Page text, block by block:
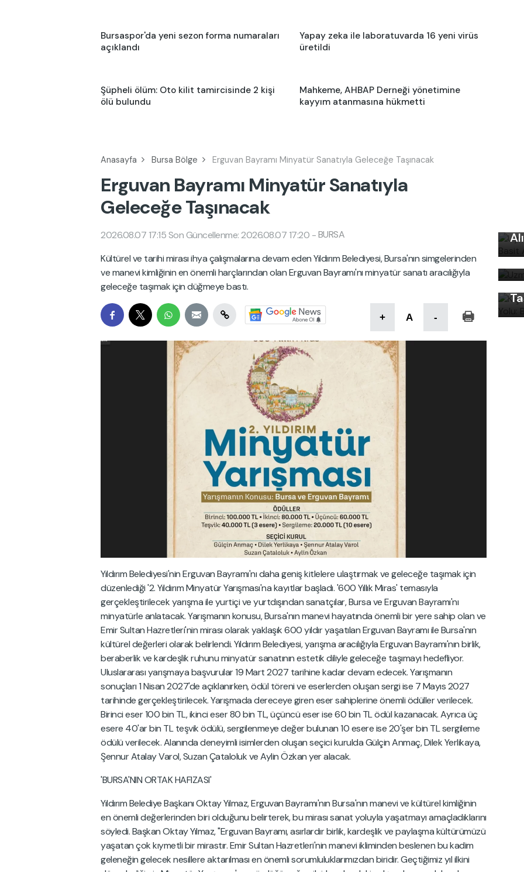
Bursaspor'da yeni sezon forma numaraları
açıklandı
Yapay zeka ile laboratuvarda 16 yeni virüs
üretildi
Şüpheli ölüm: Oto kilit tamircisinde 2 kişi
ölü bulundu
Mahkeme, AHBAP Derneği yönetimine
kayyım atanmasına hükmetti
Anasayfa Bursa Bölge Erguvan Bayramı Minyatür Sanatıyla Geleceğe Taşınacak
Erguvan Bayramı Minyatür Sanatıyla
Geleceğe Taşınacak
2026.08.07 17:15 Son Güncellenme: 2026.08.07 17:20 -BURSA
Kültürel ve tarihi mirası ihya çalışmalarına devam eden Yıldırım Belediyesi, Bursa'nın simgelerinden
ve manevi kimliğinin en önemli harçlarından olan Erguvan Bayramı'nı minyatür sanatı aracılığıyla
geleceğe taşımak için düğmeye bastı.
+ A -
Yıldırım Belediyesi'nin Erguvan Bayramı'nı daha geniş kitlelere ulaştırmak ve geleceğe taşımak için
düzenlediği '2. Yıldırım Minyatür Yarışması'na kayıtlar başladı. '600 Yıllık Miras' temasıyla
gerçekleştirilecek yarışma ile yurtiçi ve yurtdışından sanatçılar, Bursa ve Erguvan Bayramı'nı
minyatürle anlatacak. Yarışmanın konusu, Bursa'nın manevi hayatında önemli bir yere sahip olan ve
Emir Sultan Hazretleri'nin mirası olarak yaklaşık 600 yıldır yaşatılan Erguvan Bayramı ile Bursa'nın
kültürel değerleri olarak belirlendi. Yıldırım Belediyesi, yarışma aracılığıyla Erguvan Bayramı'nın birlik,
beraberlik ve kardeşlik ruhunu minyatür sanatının estetik diliyle geleceğe taşımayı hedefliyor.
Uluslararası yarışmaya başvurular 19 Mart 2027 tarihine kadar devam edecek. Yarışmanın
sonuçları 1 Nisan 2027'de açıklanırken, ödül töreni ve eserlerden oluşan sergi ise 7 Mayıs 2027
tarihinde gerçekleştirilecek. Yarışmada dereceye giren eser sahiplerine önemli ödüller verilecek.
Birinci eser 100 bin TL, ikinci eser 80 bin TL, üçüncü eser ise 60 bin TL ödül kazanacak. Ayrıca üç
esere 40'ar bin TL teşvik ödülü, sergilenmeye değer bulunan 10 esere ise 20'şer bin TL sergileme
ödülü verilecek. Alanında deneyimli isimlerden oluşan seçici kurulda Gülçin Anmaç, Dilek Yerlikaya,
Şennur Atalay Varol, Suzan Çataloluk ve Aylin Özkan yer alacak.
'BURSA'NIN ORTAK HAFIZASI'
Yıldırım Belediye Başkanı Oktay Yılmaz, Erguvan Bayramı'nın Bursa'nın manevi ve kültürel kimliğinin
en önemli değerlerinden biri olduğunu belirterek, bu mirası sanat yoluyla yaşatmayı amaçladıklarını
söyledi. Başkan Oktay Yılmaz, "Erguvan Bayramı, asırlardır birlik, kardeşlik ve paylaşma kültürümüzü
yaşatan çok kıymetli bir mirastır. Emir Sultan Hazretleri'nin manevi ikliminden beslenen bu kadim
geleneğin gelecek nesillere aktarılması en önemli sorumluluklarımızdan biridir. Geçtiğimiz yıl ilkini